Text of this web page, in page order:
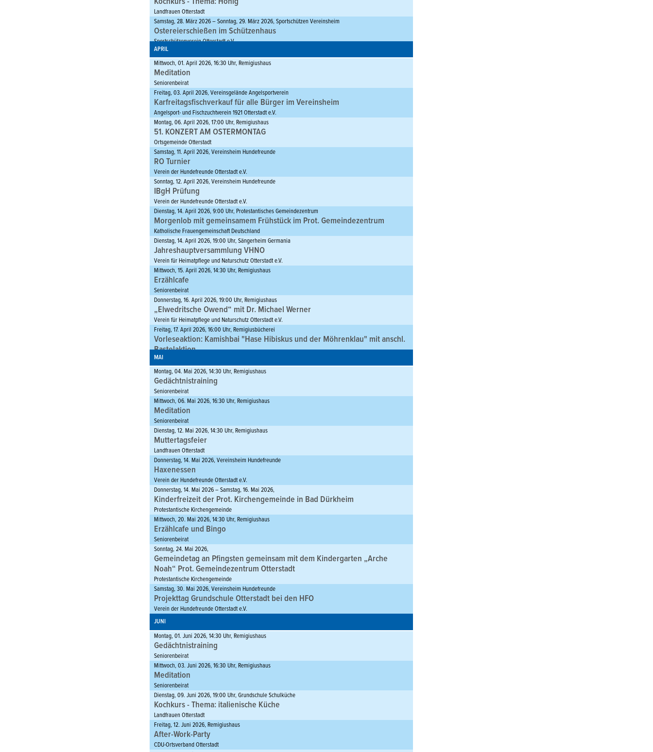
Landfrauen Otterstadt
Samstag, 28. März 2026 – Sonntag, 29. März 2026, Sportschützen Vereinsheim
Ostereierschießen im Schützenhaus
Sportschützenverein Otterstadt e.V.
APRIL
Mittwoch, 01. April 2026, 16:30 Uhr, Remigiushaus
Meditation
Seniorenbeirat
Freitag, 03. April 2026, Vereinsgelände Angelsportverein
Karfreitagsfischverkauf für alle Bürger im Vereinsheim
Angelsport- und Fischzuchtverein 1921 Otterstadt e.V.
Montag, 06. April 2026, 17:00 Uhr, Remigiushaus
51. KONZERT AM OSTERMONTAG
Ortsgemeinde Otterstadt
Samstag, 11. April 2026, Vereinsheim Hundefreunde
RO Turnier
Verein der Hundefreunde Otterstadt e.V.
Sonntag, 12. April 2026, Vereinsheim Hundefreunde
IBgH Prüfung
Verein der Hundefreunde Otterstadt e.V.
Dienstag, 14. April 2026, 9:00 Uhr, Protestantisches Gemeindezentrum
Morgenlob mit gemeinsamem Frühstück im Prot. Gemeindezentrum
Katholische Frauengemeinschaft Deutschland
Dienstag, 14. April 2026, 19:00 Uhr, Sängerheim Germania
Jahreshauptversammlung VHNO
Verein für Heimatpflege und Naturschutz Otterstadt e.V.
Mittwoch, 15. April 2026, 14:30 Uhr, Remigiushaus
Erzählcafe
Seniorenbeirat
Donnerstag, 16. April 2026, 19:00 Uhr, Remigiushaus
„Elwedritsche Owend“ mit Dr. Michael Werner
Verein für Heimatpflege und Naturschutz Otterstadt e.V.
Freitag, 17. April 2026, 16:00 Uhr, Remigiusbücherei
Vorleseaktion: Kamishbai "Hase Hibiskus und der Möhrenklau" mit anschl.
Bastelaktion
Remigiusbücherei
Samstag, 25. April 2026, 18:00 Uhr, Remigiushaus
Älter werden in Otterstadt (4. Projekttermin)
Ortsgemeinde Otterstadt
Sonntag, 26. April 2026, Vereinsheim Hundefreunde
BH/VT Prüfung
Verein der Hundefreunde Otterstadt e.V.
Sonntag, 26. April 2026, 10:00 Uhr,
Großer Medienflohmarkt in der Sommerfesthalle (vor der Cafeteria)
Remigiusbücherei
Sonntag, 26. April 2026, 17:00 Uhr, Kath. Kirche St. Mariä Himmelfahrt
Benefizkonzert des Kirchenchors
Kirchenchor St. Cäcilia Otterstadt
Montag, 27. April 2026, 16:00 Uhr, Remigiusbücherei
Vorlesestunde für Grundschulkinder "Die Schule der magischen Tiere
ermittelt" - mit Mitmachaktion in der Remigiusbücherei
Dienstag, 28. April 2026, 19:00 Uhr, Gaststätte Tura
Jahreshauptversammlung (Freie Wählergruppe)
Freie Wählergruppe Otterstadt e.V.
MAI
Montag, 04. Mai 2026, 14:30 Uhr, Remigiushaus
Gedächtnistraining
Seniorenbeirat
Mittwoch, 06. Mai 2026, 16:30 Uhr, Remigiushaus
Meditation
Seniorenbeirat
Dienstag, 12. Mai 2026, 14:30 Uhr, Remigiushaus
Muttertagsfeier
Landfrauen Otterstadt
Donnerstag, 14. Mai 2026, Vereinsheim Hundefreunde
Haxenessen
Verein der Hundefreunde Otterstadt e.V.
Donnerstag, 14. Mai 2026 – Samstag, 16. Mai 2026,
Kinderfreizeit der Prot. Kirchengemeinde in Bad Dürkheim
Protestantische Kirchengemeinde
Mittwoch, 20. Mai 2026, 14:30 Uhr, Remigiushaus
Erzählcafe und Bingo
Seniorenbeirat
Sonntag, 24. Mai 2026,
Gemeindetag an Pfingsten gemeinsam mit dem Kindergarten „Arche
Noah“ Prot. Gemeindezentrum Otterstadt
Protestantische Kirchengemeinde
Samstag, 30. Mai 2026, Vereinsheim Hundefreunde
Projekttag Grundschule Otterstadt bei den HFO
Verein der Hundefreunde Otterstadt e.V.
JUNI
Montag, 01. Juni 2026, 14:30 Uhr, Remigiushaus
Gedächtnistraining
Seniorenbeirat
Mittwoch, 03. Juni 2026, 16:30 Uhr, Remigiushaus
Meditation
Seniorenbeirat
Dienstag, 09. Juni 2026, 19:00 Uhr, Grundschule Schulküche
Kochkurs - Thema: italienische Küche
Landfrauen Otterstadt
Freitag, 12. Juni 2026, Remigiushaus
After-Work-Party
CDU-Ortsverband Otterstadt